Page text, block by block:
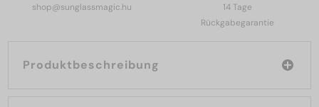
shop@sunglassmagic.hu
14 Tage
Rückgabegarantie
Produktbeschreibung